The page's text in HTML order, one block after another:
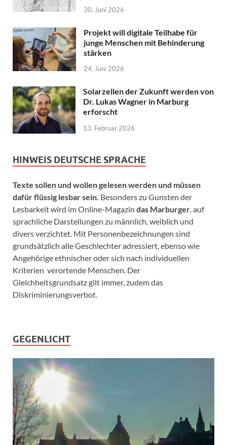
30. Juni 2026
Projekt will digitale Teilhabe für
junge Menschen mit Behinderung
stärken
24. Juni 2026
Solarzellen der Zukunft werden von
Dr. Lukas Wagner in Marburg
erforscht
13. Februar 2026
HINWEIS DEUTSCHE SPRACHE
Texte sollen und wollen gelesen werden und müssen
dafür flüssig lesbar sein. Besonders zu Gunsten der
Lesbarkeit wird im Online-Magazin das Marburger. auf
sprachliche Darstellungen zu männlich, weiblich und
divers verzichtet. Mit Personenbezeichnungen sind
grundsätzlich alle Geschlechter adressiert, ebenso wie
Angehörige ethnischer oder sich nach individuellen
Kriterien verortende Menschen. Der
Gleichheitsgrundsatz gilt immer, zudem das
Diskriminierungsverbot.
GEGENLICHT